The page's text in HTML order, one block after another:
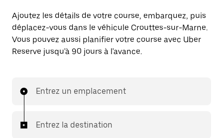
Ajoutez les détails de votre course, embarquez, puis
déplacez-vous dans le véhicule Crouttes-sur-Marne.
Vous pouvez aussi planifier votre course avec Uber
Reserve jusqu'à 90 jours à l'avance.
Entrez un emplacement
Entrez la destination